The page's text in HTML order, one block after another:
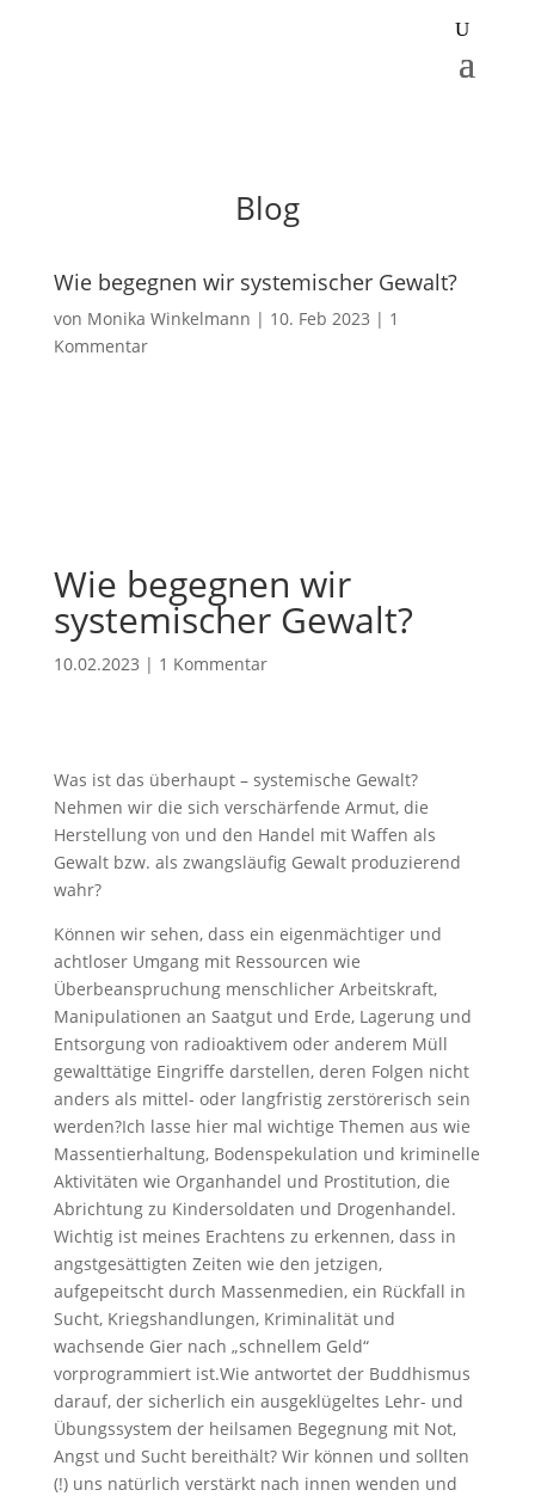
Blog
Wie begegnen wir systemischer Gewalt?
von Monika Winkelmann | 10. Feb 2023 | 1
Kommentar
Wie begegnen wir
systemischer Gewalt?
10.02.2023 | 1 Kommentar
Was ist das überhaupt – systemische Gewalt?
Nehmen wir die sich verschärfende Armut, die
Herstellung von und den Handel mit Waffen als
Gewalt bzw. als zwangsläufig Gewalt produzierend
wahr?
Können wir sehen, dass ein eigenmächtiger und
achtloser Umgang mit Ressourcen wie
Überbeanspruchung menschlicher Arbeitskraft,
Manipulationen an Saatgut und Erde, Lagerung und
Entsorgung von radioaktivem oder anderem Müll
gewalttätige Eingriffe darstellen, deren Folgen nicht
anders als mittel- oder langfristig zerstörerisch sein
werden?Ich lasse hier mal wichtige Themen aus wie
Massentierhaltung, Bodenspekulation und kriminelle
Aktivitäten wie Organhandel und Prostitution, die
Abrichtung zu Kindersoldaten und Drogenhandel.
Wichtig ist meines Erachtens zu erkennen, dass in
angstgesättigten Zeiten wie den jetzigen,
aufgepeitscht durch Massenmedien, ein Rückfall in
Sucht, Kriegshandlungen, Kriminalität und
wachsende Gier nach „schnellem Geld“
vorprogrammiert ist.Wie antwortet der Buddhismus
darauf, der sicherlich ein ausgeklügeltes Lehr- und
Übungssystem der heilsamen Begegnung mit Not,
Angst und Sucht bereithält? Wir können und sollten
(!) uns natürlich verstärkt nach innen wenden und